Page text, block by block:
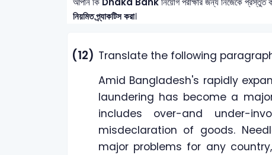
নিয়মিত প্র্যাকটিস করা।
(12) Translate the following
Amid Bangladesh's rapidly
laundering has become a
includes over-and under-
misdeclaration of goods.
major problems for any